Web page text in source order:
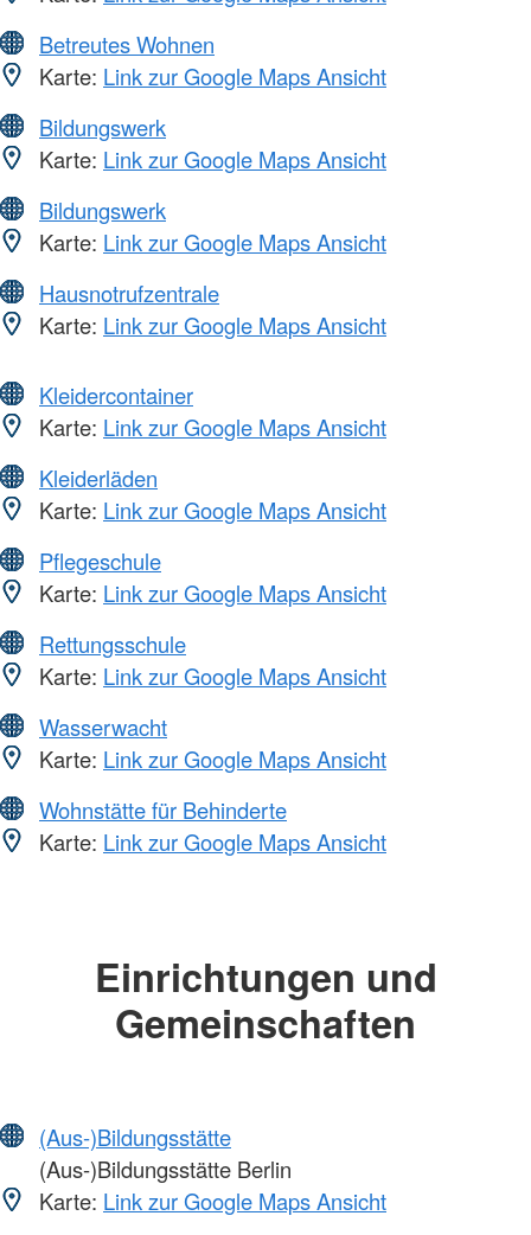
Betreutes Wohnen
Karte: Link zur Google Maps Ansicht
Bildungswerk
Karte: Link zur Google Maps Ansicht
Bildungswerk
Karte: Link zur Google Maps Ansicht
Hausnotrufzentrale
Karte: Link zur Google Maps Ansicht
Kleidercontainer
Karte: Link zur Google Maps Ansicht
Kleiderläden
Karte: Link zur Google Maps Ansicht
Pflegeschule
Karte: Link zur Google Maps Ansicht
Rettungsschule
Karte: Link zur Google Maps Ansicht
Wasserwacht
Karte: Link zur Google Maps Ansicht
Wohnstätte für Behinderte
Karte: Link zur Google Maps Ansicht
Einrichtungen und
Gemeinschaften
(Aus-)Bildungsstätte
(Aus-)Bildungsstätte Berlin
Karte: Link zur Google Maps Ansicht